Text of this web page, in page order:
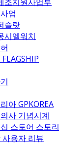
업
슬랏
시엘워치
아 GPKOREA
사 기념시계
스토어 스토리
사용자 리뷰